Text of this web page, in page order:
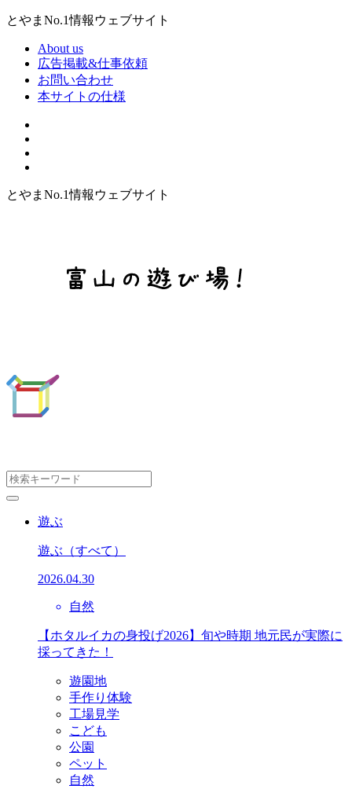
とやまNo.1情報ウェブサイト
About us
広告掲載&仕事依頼
お問い合わせ
本サイトの仕様
とやまNo.1情報ウェブサイト
遊ぶ
遊ぶ （すべて）
2026.04.30
自然
【ホタルイカの身投げ2026】旬や時期 地元民が実際に
採ってきた！
遊園地
手作り体験
工場見学
こども
公園
ペット
自然